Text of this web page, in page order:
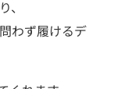
わず履けるデ